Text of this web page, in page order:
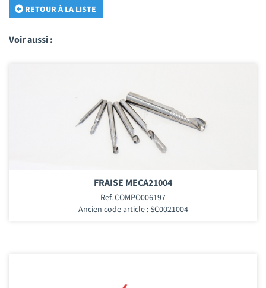
RETOUR À LA LISTE
Voir aussi :
FRAISE MECA21004
Ref. COMPO006197
Ancien code article : SC0021004